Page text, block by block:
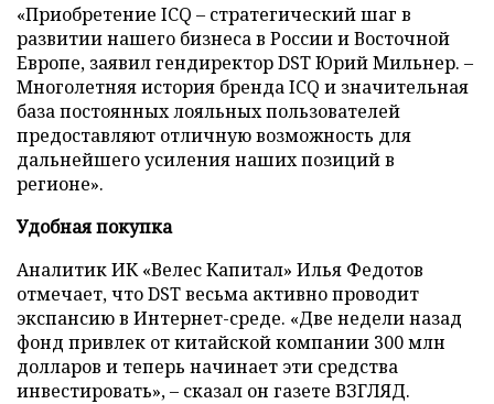
«Приобретение ICQ – стратегический шаг в
развитии нашего бизнеса в России и Восточной
Европе, заявил гендиректор DST Юрий Мильнер. –
Многолетняя история бренда ICQ и значительная
база постоянных лояльных пользователей
предоставляют отличную возможность для
дальнейшего усиления наших позиций в
регионе».
Удобная покупка
Аналитик ИК «Велес Капитал» Илья Федотов
отмечает, что DST весьма активно проводит
экспансию в Интернет-среде. «Две недели назад
фонд привлек от китайской компании 300 млн
долларов и теперь начинает эти средства
инвестировать», – сказал он газете ВЗГЛЯД.